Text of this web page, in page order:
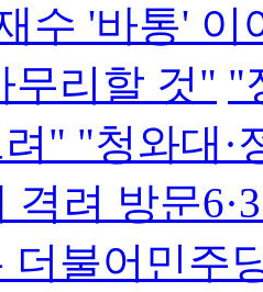
수 '바통'
무리할 것" "
" "청와대·
격려 방문
더불어민주